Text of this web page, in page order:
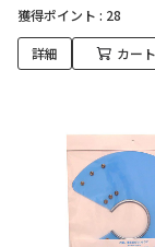
獲得ポイント : 28
詳細 カー